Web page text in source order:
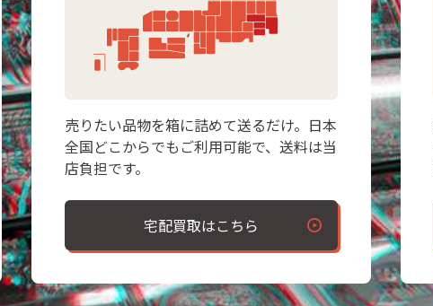
売りたい品物を箱に詰めて送るだけ。日本
全国どこからでもご利用可能で、送料は当
店負担です。
宅配買取はこちら